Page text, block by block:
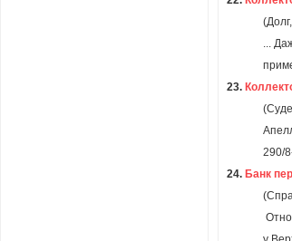
...
23.
290/
24. Банк